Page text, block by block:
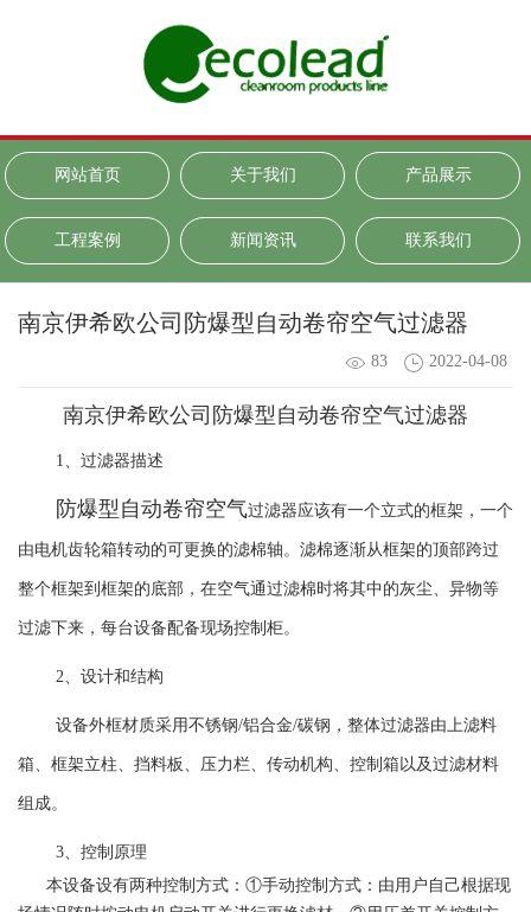
网站首页 关于我们 产品展示
工程案例 新闻资讯 联系我们
南京伊希欧公司防爆型自动卷帘空气过滤器
83 2022-04-08
南京伊希欧公司防爆型自动卷帘空气过滤器
1 、过滤器描述
防爆型自动卷帘空气过滤器应该有一个立式的框架，一个
由电机齿轮箱转动的可更换的滤棉轴。滤棉逐渐从框架的顶部跨过
整个框架到框架的底部，在空气通过滤棉时将其中的灰尘、异物等
过滤下来，每台设备配备现场控制柜。
2、设计和结构
设备外框材质采用不锈钢/铝合金/碳钢，整体过滤器由上滤料
箱、框架立柱、挡料板、压力栏、传动机构、控制箱以及过滤材料
组成。
3、控制原理
本设备设有两种控制方式：①手动控制方式：由用户自己根据现